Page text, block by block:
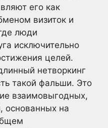
его как
визиток и
люди
исключительно
целей.
нетворкинг
такой фальши. Это
взаимовыгодных,
основанных на